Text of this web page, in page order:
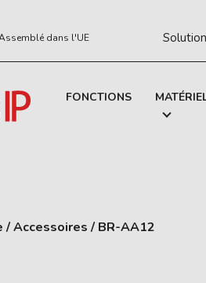
dans l'UE
FONCTIONS
/Accessoires / BR-AA12